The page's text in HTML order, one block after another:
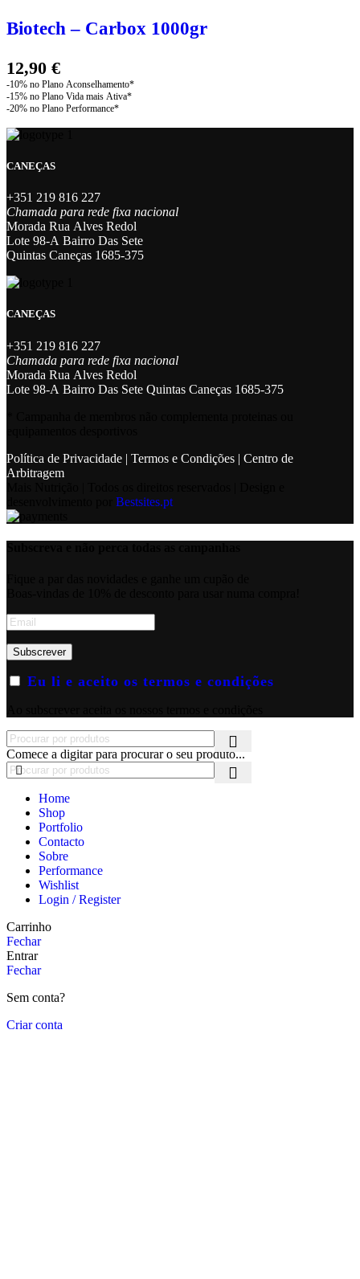
variants.
The
be
chosen
on
Biotech – Carbox 1000gr
12,90 €
CANEÇAS
+351 219 816 227
Chamada para rede fixa nacional
Morada Rua Alves Redol
Lote 98-A Bairro Das Sete
Quintas Caneças 1685-375
CANEÇAS
+351 219 816 227
Chamada para rede fixa nacional
Morada Rua Alves Redol
Lote 98-A Bairro Das Sete Quintas Caneças 1685-375
Política de Privacidade | Termos e Condições | Centro de
Arbitragem
Bestsites.pt
Eu li e aceito os termos e condições
Comece a digitar para procurar o seu produto...
Home
Shop
Portfolio
Contacto
Sobre
Performance
Wishlist
Login / Register
Carrinho
Fechar
Entrar
Fechar
Sem conta?
Criar conta